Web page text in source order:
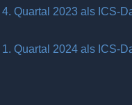
4. Quartal 2023 als ICS-
1. Quartal 2024 als ICS-